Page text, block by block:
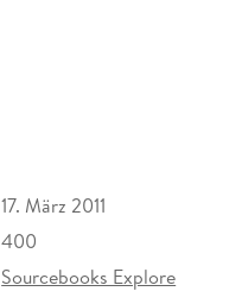
17. März 2011
400
Sourcebooks Explore